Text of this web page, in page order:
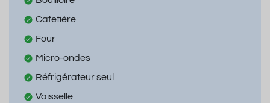
Cafetière
Four
Micro-ondes
Réfrigérateur seul
Vaisselle